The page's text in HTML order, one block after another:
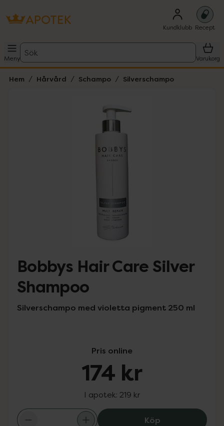
Kundklubb Recept
Meny
Sök
Varukorg
Hem Hårvård Schampo Silverschampo
Lista: . Innehåller 1 objekt.
Bobbys Hair Care Silver
Shampoo
Silverschampo med violetta pigment 250 ml
Pris online
174 kr
I apotek: 219 kr
KöpBobbys Hair